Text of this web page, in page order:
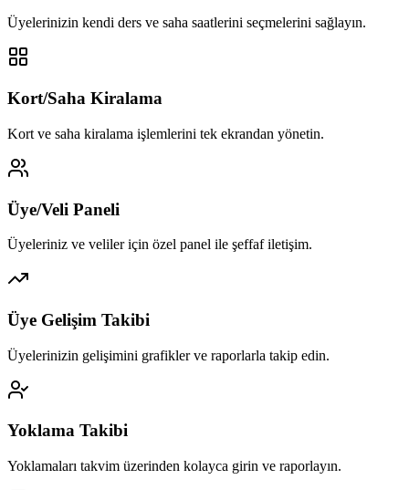
Üyelerinizin kendi ders ve saha saatlerini seçmelerini sağlayın.
Kort/Saha Kiralama
Kort ve saha kiralama işlemlerini tek ekrandan yönetin.
Üye/Veli Paneli
Üyeleriniz ve veliler için özel panel ile şeffaf iletişim.
Üye Gelişim Takibi
Üyelerinizin gelişimini grafikler ve raporlarla takip edin.
Yoklama Takibi
Yoklamaları takvim üzerinden kolayca girin ve raporlayın.